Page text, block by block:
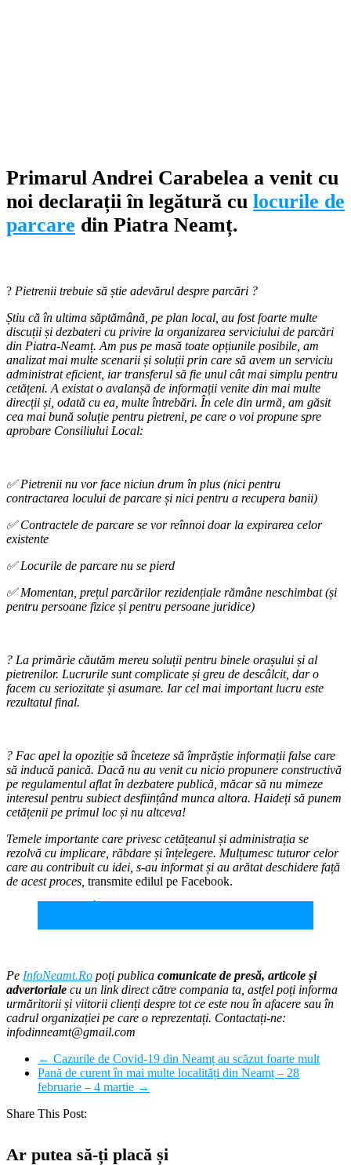
Primarul Andrei Carabelea a venit cu
noi declarații în legătură cu locurile de
parcare din Piatra Neamț.
? Pietrenii trebuie să știe adevărul despre parcări ?
Știu că în ultima săptămână, pe plan local, au fost foarte multe
discuții și dezbateri cu privire la organizarea serviciului de parcări
din Piatra-Neamț. Am pus pe masă toate opțiunile posibile, am
analizat mai multe scenarii și soluții prin care să avem un serviciu
administrat eficient, iar transferul să fie unul cât mai simplu pentru
cetățeni. A existat o avalanșă de informații venite din mai multe
direcții și, odată cu ea, multe întrebări. În cele din urmă, am găsit
cea mai bună soluție pentru pietreni, pe care o voi propune spre
aprobare Consiliului Local:
✅ Pietrenii nu vor face niciun drum în plus (nici pentru
contractarea locului de parcare și nici pentru a recupera banii)
✅ Contractele de parcare se vor reînnoi doar la expirarea celor
existente
✅ Locurile de parcare nu se pierd
✅ Momentan, prețul parcărilor rezidențiale rămâne neschimbat (și
pentru persoane fizice și pentru persoane juridice)
? La primărie căutăm mereu soluții pentru binele orașului și al
pietrenilor. Lucrurile sunt complicate și greu de descâlcit, dar o
facem cu seriozitate și asumare. Iar cel mai important lucru este
rezultatul final.
? Fac apel la opoziție să înceteze să împrăștie informații false care
să inducă panică. Dacă nu au venit cu nicio propunere constructivă
pe regulamentul aflat în dezbatere publică, măcar să nu mimeze
interesul pentru subiect desființând munca altora. Haideți să punem
cetățenii pe primul loc și nu altceva!
Temele importante care privesc cetățeanul și administrația se
rezolvă cu implicare, răbdare și înțelegere. Mulțumesc tuturor celor
care au contribuit cu idei, s-au informat și au arătat deschidere față
de acest proces, transmite edilul pe Facebook.
Pe InfoNeamt.Ro poți publica comunicate de presă, articole și
advertoriale cu un link direct către compania ta, astfel poți informa
urmăritorii și viitorii clienți despre tot ce este nou în afacere sau în
cadrul organizației pe care o reprezentați. Contactați-ne:
infodinneamt@gmail.com
← Cazurile de Covid-19 din Neamț au scăzut foarte mult
Pană de curent în mai multe localități din Neamț – 28
februarie – 4 martie →
Share This Post:
Ar putea să-ți placă și